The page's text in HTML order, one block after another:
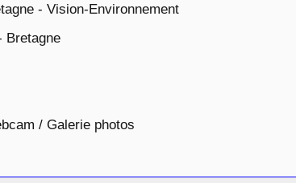
- Vision-Environnement
Bretagne
/ Galerie photos